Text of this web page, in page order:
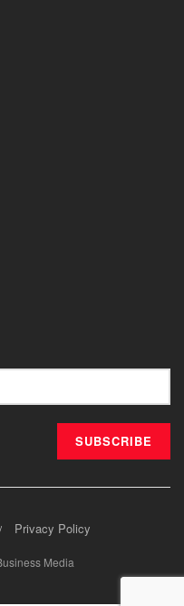
Privacy Policy
Media